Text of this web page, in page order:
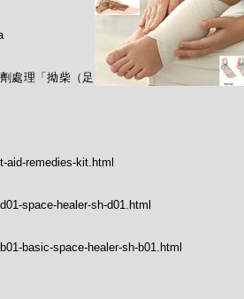
處理「拗柴（足
remedies-kit.html
space-healer-sh-d01.html
basic-space-healer-sh-b01.html